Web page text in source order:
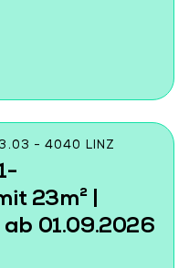
- 4040 LINZ
23m² |
ab 01.09.2026